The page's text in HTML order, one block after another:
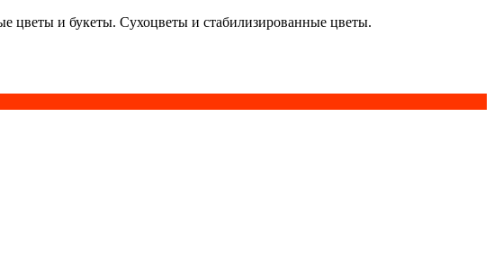
цветы и букеты. Сухоцветы и стабилизированные цветы.